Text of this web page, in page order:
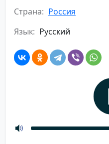
Страна: Россия
Язык: Русский